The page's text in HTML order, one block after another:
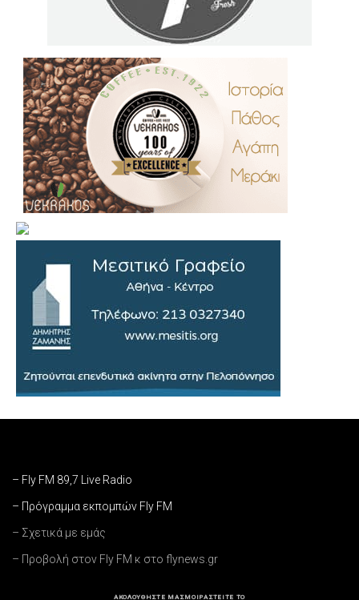
– Fly FM 89,7 Live Radio
– Πρόγραμμα εκπομπών Fly FM
– Σχετικά με εμάς
– Προβολή στον Fly FM κ στο flynews.gr
ΑΚΟΛΟΥΘΗΣΤΕ ΜΑΣΜΟΙΡΑΣΤΕΙΤΕ ΤΟ